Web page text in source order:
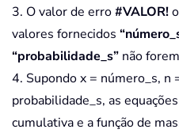
3. O valor de erro#VALOR!
valores fornecidos
“probabilidade_s” não
4. Supondo x = número_s, n
probabilidade_s, as
cumulativa e a função de